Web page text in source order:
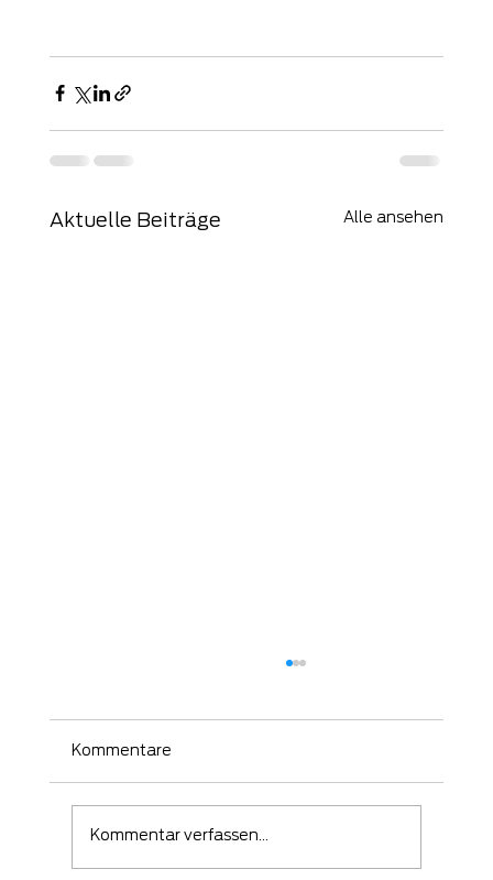
Aktuelle Beiträge Alle ansehen
Kommentare
Kommentar verfassen...